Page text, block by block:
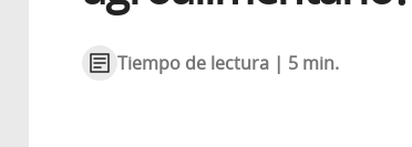
Tiempo de lectura | 5 min.